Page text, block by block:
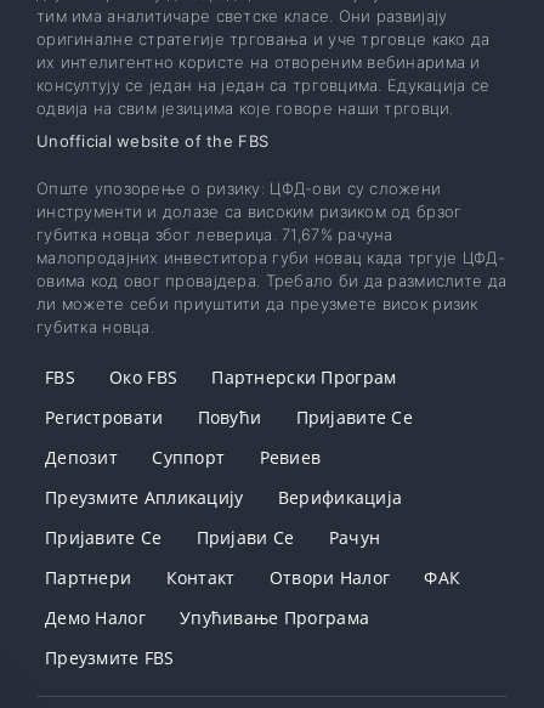
тим има аналитичаре светске класе. Они развијају
оригиналне стратегије трговања и уче трговце како да
их интелигентно користе на отвореним вебинарима и
консултују се један на један са трговцима. Едукација се
одвија на свим језицима које говоре наши трговци.
Unofficial website of the FBS
Опште упозорење о ризику: ЦФД-ови су сложени
инструменти и долазе са високим ризиком од брзог
губитка новца због левериџа. 71,67% рачуна
малопродајних инвеститора губи новац када тргује ЦФД-
овима код овог провајдера. Требало би да размислите да
ли можете себи приуштити да преузмете висок ризик
губитка новца.
FBS Око FBS
Партнерски Програм
Регистровати
Повући
Пријавите Се
Депозит
Суппорт
Ревиев
Преузмите Апликацију
Верификација
Пријавите Се
Пријави Се
Рачун
Партнери
Контакт Отвори Налог
ФАК
Демо Налог
Упућивање Програма
Преузмите FBS